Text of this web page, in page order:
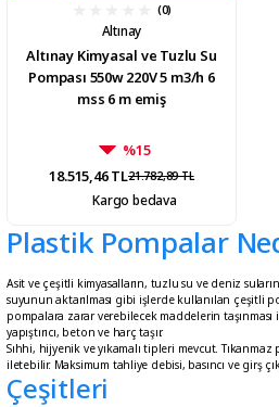
(0)
Altınay
Altınay Kimyasal ve Tuzlu Su
Pompası 550w 220V 5 m3/h 6
mss 6 m emiş
%15
18.515,46 TL21.782,89 TL
Kargo bedava
Plastik Pompalar
Asit ve çeşitli kimyasalların, tuzlu su ve deniz
suyunun aktarılması gibi işlerde kullanılan çeşitli
pompalara zarar verebilecek maddelerin taşınması
yapıştırıcı, beton ve harç taşır.
Sıhhi, hijyenik ve yıkamalı tipleri mevcut.
iletebilir. Maksimum tahliye debisi, basıncı ve girş
Çeşitleri